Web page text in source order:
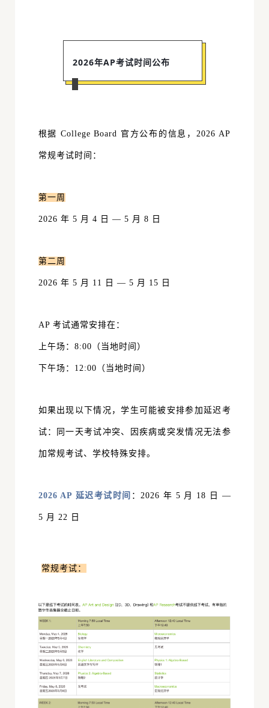
2026年AP考试时间公布
根据 College Board 官方公布的信息，2026 AP
常规考试时间：
第一周
2026 年 5 月 4 日 — 5 月 8 日
第二周
2026 年 5 月 11 日 — 5 月 15 日
AP 考试通常安排在：
上午场：8:00（当地时间）
下午场：12:00（当地时间）
如果出现以下情况，学生可能被安排参加延迟考
试：同一天考试冲突、因疾病或突发情况无法参
加常规考试、学校特殊安排。
2026 AP 延迟考试时间 ：2026 年 5 月 18 日 —
5 月 22 日
常规考试：